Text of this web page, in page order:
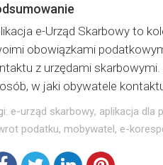
e-Urząd Skarbowy to
obowiązkami
z urzędami
w jaki obywatele
e-urząd skarbowy, aplikacja dla
podatku, mobywatel, e-